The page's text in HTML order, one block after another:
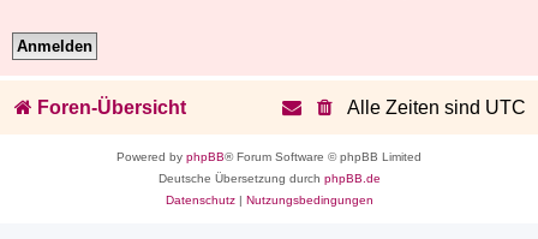
Foren-Übersicht Alle Zeiten sind UTC
Powered by phpBB® Forum Software © phpBB Limited
Deutsche Übersetzung durch phpBB.de
Datenschutz| Nutzungsbedingungen